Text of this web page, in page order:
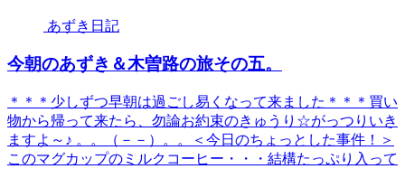
あずき日記
今朝のあずき＆木曽路の旅その五。
＊＊＊少しずつ早朝は過ごし易くなって来ました＊＊＊買い
物から帰って来たら、勿論お約束のきゅうり☆がっつりいき
ますよ～♪ 。。（－－）。。＜今日のちょっとした事件！＞
このマグカップのミルクコーヒー・・・結構たっぷり入って